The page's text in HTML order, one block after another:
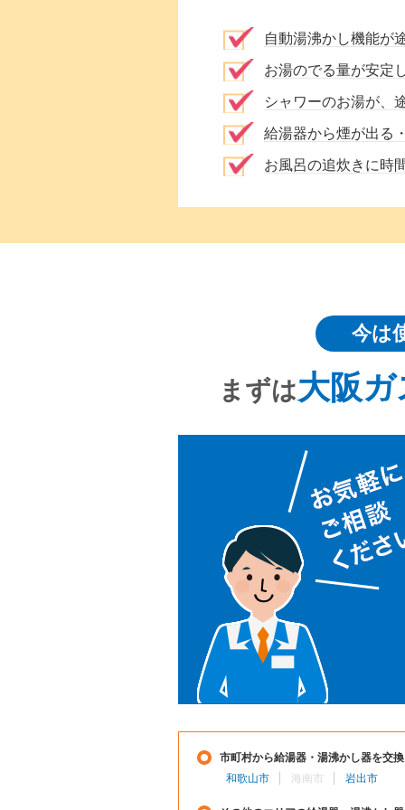
自動湯沸かし機能が
お湯のでる量が安定
シャワーのお湯が、
給湯器から煙が出る
お風呂の追炊きに時
今は
まずは大阪
市町村から給湯器・湯沸かし器を交
和歌山市
海南市 岩出市